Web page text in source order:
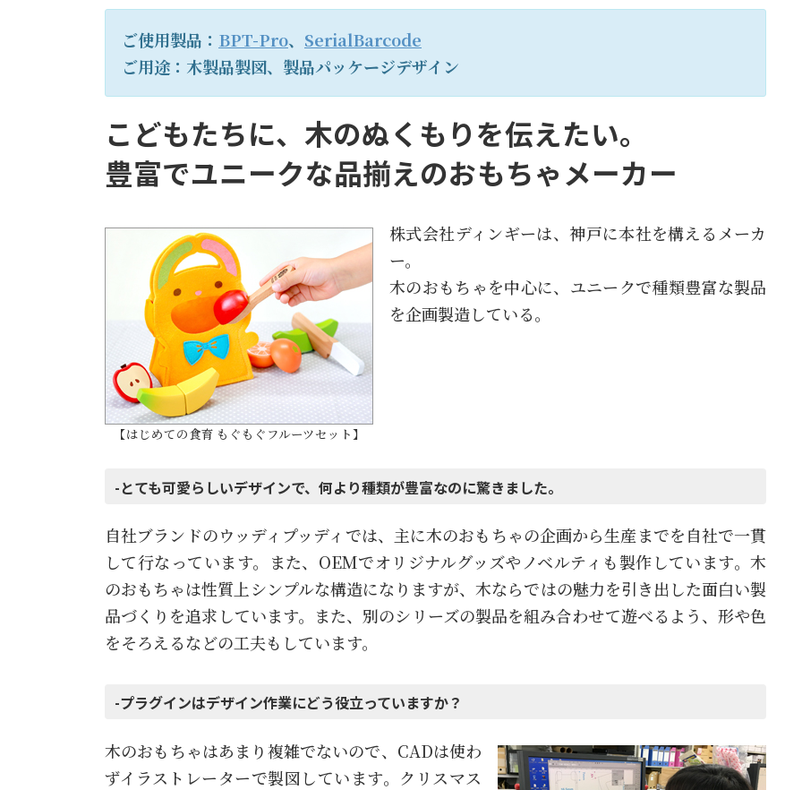
ご使用製品： BPT-Pro、 SerialBarcode
ご用途：木製品製図、製品パッケージデザイン
こどもたちに、木のぬくもりを伝えたい。
豊富でユニークな品揃えのおもちゃメーカー
【はじめての食育 もぐもぐフルーツセット】
株式会社ディンギーは、神戸に本社を構えるメーカ
ー。
木のおもちゃを中心に、ユニークで種類豊富な製品
を企画製造している。
-とても可愛らしいデザインで、何より種類が豊富なのに驚きました。
自社ブランドのウッディプッディでは、主に木のおもちゃの企画から生産までを自社で一貫
して行なっています。また、OEMでオリジナルグッズやノベルティも製作しています。木
のおもちゃは性質上シンプルな構造になりますが、木ならではの魅力を引き出した面白い製
品づくりを追求しています。また、別のシリーズの製品を組み合わせて遊べるよう、形や色
をそろえるなどの工夫もしています。
-プラグインはデザイン作業にどう役立っていますか？
木のおもちゃはあまり複雑でないので、CADは使わ
ずイラストレーターで製図しています。クリスマス